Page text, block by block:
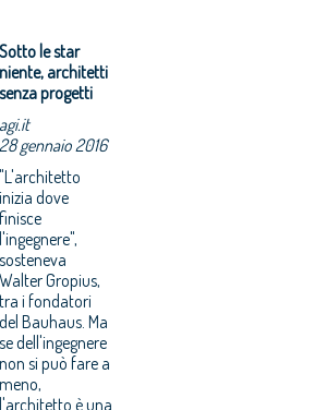
Sotto le star
niente, architetti
senza progetti
agi.it
28 gennaio 2016
"L'architetto
inizia dove
finisce
l'ingegnere",
sosteneva
Walter Gropius,
tra i fondatori
del Bauhaus. Ma
se dell'ingegnere
non si può fare a
meno,
l'architetto è una